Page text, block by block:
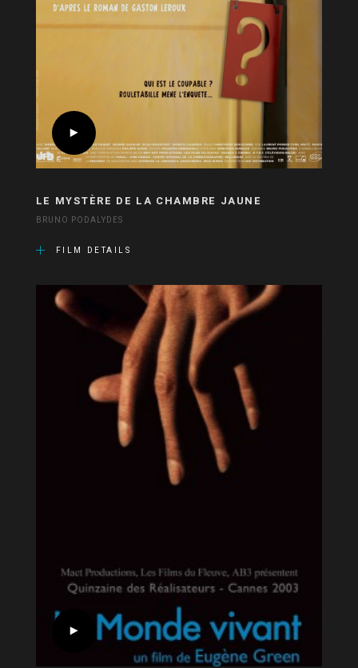
LE MYSTÈRE DE LA CHAMBRE JAUNE
BRUNO PODALYDES
FILM DETAILS